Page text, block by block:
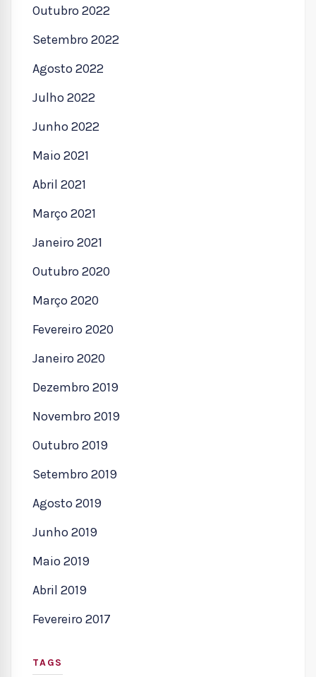
Outubro 2022
Setembro 2022
Agosto 2022
Julho 2022
Junho 2022
Maio 2021
Abril 2021
Março 2021
Janeiro 2021
Outubro 2020
Março 2020
Fevereiro 2020
Janeiro 2020
Dezembro 2019
Novembro 2019
Outubro 2019
Setembro 2019
Agosto 2019
Junho 2019
Maio 2019
Abril 2019
Fevereiro 2017
TAGS